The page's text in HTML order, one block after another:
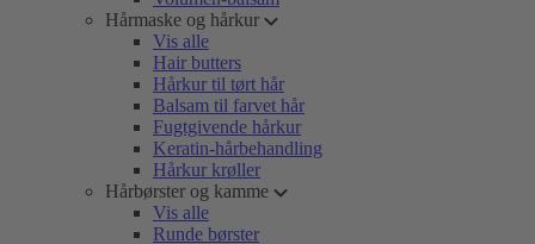
Hårmaske og hårkur
Vis alle
Hair butters
Hårkur til tørt hår
Balsam til farvet hår
Fugtgivende hårkur
Keratin-hårbehandling
Hårkur krøller
Hårbørster og kamme
Vis alle
Runde børster